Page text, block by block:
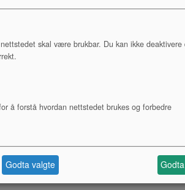
skal være brukbar. Du kan ikke deaktivere
å forstå hvordan nettstedet brukes og forbedre
Godta valgte